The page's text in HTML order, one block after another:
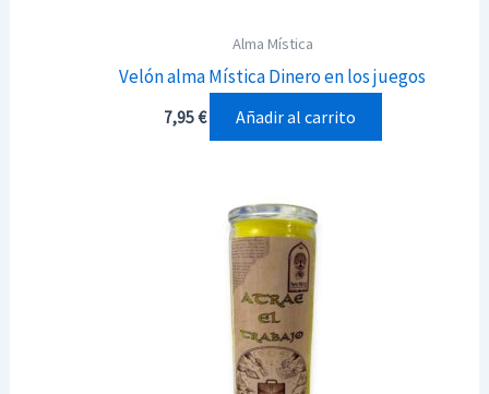
Alma Mística
Velón alma Mística Dinero en los juegos
7,95€ Añadir al carrito